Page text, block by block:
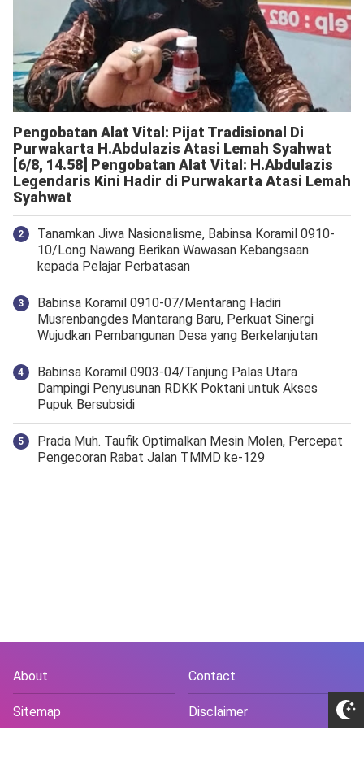
Pengobatan Alat Vital: Pijat Tradisional Di
Purwakarta H.Abdulazis Atasi Lemah Syahwat
[6/8, 14.58] Pengobatan Alat Vital: H.Abdulazis
Legendaris Kini Hadir di Purwakarta Atasi Lemah
Syahwat
Tanamkan Jiwa Nasionalisme, Babinsa Koramil 0910-
10/Long Nawang Berikan Wawasan Kebangsaan
kepada Pelajar Perbatasan
Babinsa Koramil 0910-07/Mentarang Hadiri
Musrenbangdes Mantarang Baru, Perkuat Sinergi
Wujudkan Pembangunan Desa yang Berkelanjutan
‎Babinsa Koramil 0903-04/Tanjung Palas Utara
Dampingi Penyusunan RDKK Poktani untuk Akses
Pupuk Bersubsidi
Prada Muh. Taufik Optimalkan Mesin Molen, Percepat
Pengecoran Rabat Jalan TMMD ke-129
About Contact
Sitemap Disclaimer